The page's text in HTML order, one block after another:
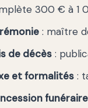
300 € à 1
: maître
de décès :
et formalités :
funéraire